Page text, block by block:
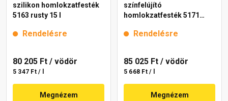
szilikon homlokzatfesték
5163 rusty 15 l
Rendelésre
80 205 Ft / vödör
5 347 Ft / l
Megnézem
színfelújító
homlokzatfesték 5171
Rendelésre
85 025 Ft / vödör
5 668 Ft / l
Megnézem